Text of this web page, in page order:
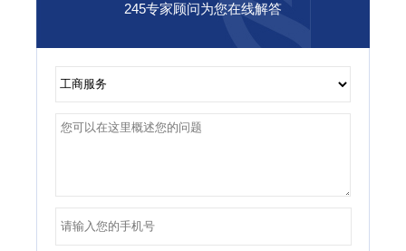
245专家顾问为您在线解答